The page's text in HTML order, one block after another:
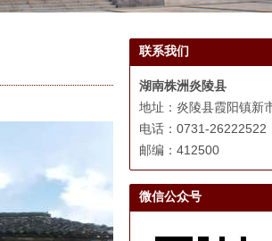
联系我们
湖南株洲炎陵县
地址：炎陵县霞阳镇新
电话：0731-26222522
邮编：412500
微信公众号